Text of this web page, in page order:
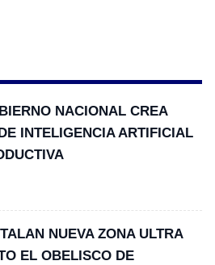
NACIONAL CREA
INTELIGENCIA ARTIFICIAL
NUEVA ZONA ULTRA
EL OBELISCO DE